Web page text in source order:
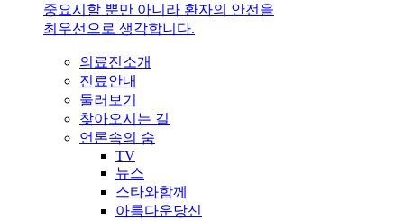
중요시할 뿐만 아니라 환자의 안전을
최우선으로 생각합니다.
의료진소개
진료안내
둘러보기
찾아오시는 길
언론속의 숨
TV
뉴스
스타와함께
아름다운당신